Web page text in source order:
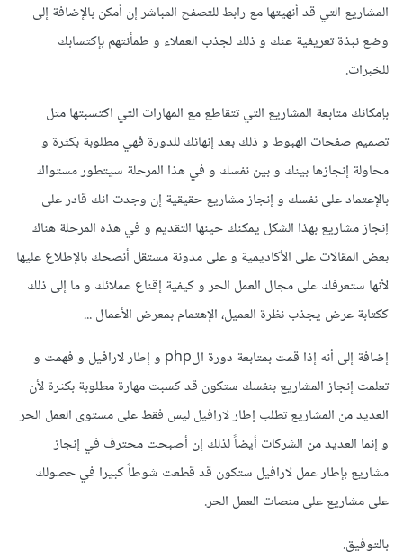
المشاريع التي قد أنهيتها مع رابط للتصفح المباشر إن أمكن بالإضافة إلى
وضع نبذة تعريفية عنك و ذلك لجذب العملاء و طمأنتهم بإكتسابك
للخبرات.
بإمكانك متابعة المشاريع التي تتقاطع مع المهارات التي اكتسبتها مثل
تصميم صفحات الهبوط و ذلك بعد إنهائك للدورة فهي مطلوبة بكثرة و
محاولة إنجازها بينك و بين نفسك و في هذا المرحلة سيتطور مستواك
بالإعتماد على نفسك و إنجاز مشاريع حقيقية إن وجدت انك قادر على
إنجاز مشاريع بهذا الشكل يمكنك حينها التقديم و في هذه المرحلة هناك
بعض المقالات على الأكاديمية و على مدونة مستقل أنصحك بالإطلاع عليها
لأنها ستعرفك على مجال العمل الحر و كيفية إقناع عملائك و ما إلى ذلك
ككتابة عرض يجذب نظرة العميل، الإهتمام بمعرض الأعمال ...
إضافة إلى أنه إذا قمت بمتابعة دورة الphp و إطار لارافيل و فهمت و
تعلمت إنجاز المشاريع بنفسك ستكون قد كسبت مهارة مطلوبة بكثرة لأن
العديد من المشاريع تطلب إطار لارافيل ليس فقط على مستوى العمل الحر
و إنما العديد من الشركات أيضاً لذلك إن أصبحت محترف في إنجاز
مشاريع بإطار عمل لارافيل ستكون قد قطعت شوطاً كبيرا في حصولك
على مشاريع على منصات العمل الحر.
بالتوفيق.